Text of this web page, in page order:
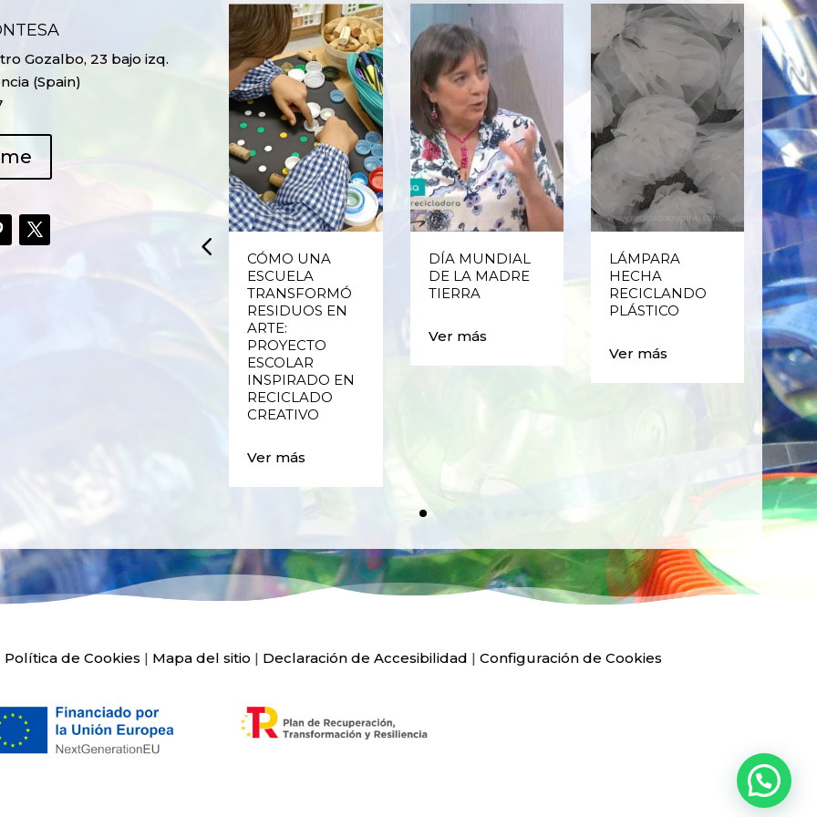
Gozalbo, 23 bajo izq.
(Spain)
DE
CÓMO UNA
DÍA MUNDIAL
DE LA MADRE
TIERRA
Ver más
LÁMPARA
HECHA
CERRANDO EL
ESTUCHES,
MARIPOSAS Y
BOTELLAS DE
Política de Cookies | Mapa del sitio | Declaración de Accesibilidad | Configuración de Cookies